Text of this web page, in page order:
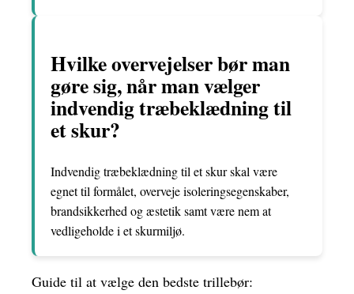
Hvilke overvejelser bør man
gøre sig, når man vælger
indvendig træbeklædning til
et skur?
Indvendig træbeklædning til et skur skal være
egnet til formålet, overveje isoleringsegenskaber,
brandsikkerhed og æstetik samt være nem at
vedligeholde i et skurmiljø.
Guide til at vælge den bedste trillebør: